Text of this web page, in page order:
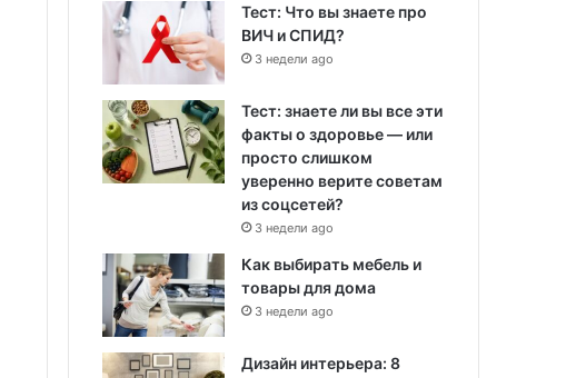
Тест: Что вы знаете про
ВИЧ и СПИД?
3 недели ago
Тест: знаете ли вы все эти
факты о здоровье — или
просто слишком
уверенно верите советам
из соцсетей?
3 недели ago
Как выбирать мебель и
товары для дома
3 недели ago
Дизайн интерьера: 8